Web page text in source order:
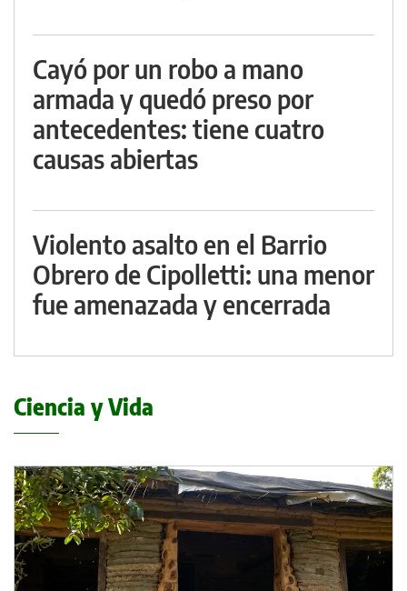
Cayó por un robo a mano
armada y quedó preso por
antecedentes: tiene cuatro
causas abiertas
Violento asalto en el Barrio
Obrero de Cipolletti: una menor
fue amenazada y encerrada
Ciencia y Vida